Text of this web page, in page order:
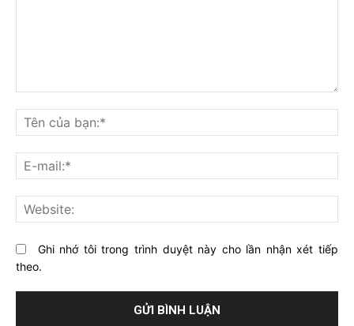
nghĩ
gì
về
bài
viết
này?
Ghi nhớ tôi trong trình duyệt này cho lần nhận xét tiếp
theo.